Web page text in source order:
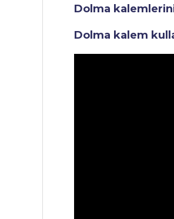
Dolma
Dolma kalem